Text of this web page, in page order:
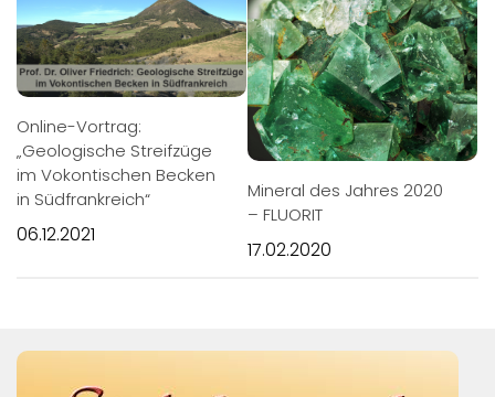
Online-Vortrag:
„Geologische Streifzüge
im Vokontischen Becken
in Südfrankreich“
06.12.2021
Mineral des Jahres 2020
– FLUORIT
17.02.2020